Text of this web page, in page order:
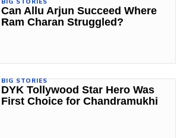
Can Allu Arjun Succeed Where
Ram Charan Struggled?
BIG STORIES
DYK Tollywood Star Hero Was
First Choice for Chandramukhi